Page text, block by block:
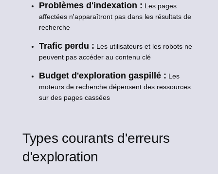
Problèmes d'indexation : Les pages
affectées n'apparaîtront pas dans les résultats de
recherche
Trafic perdu : Les utilisateurs et les robots ne
peuvent pas accéder au contenu clé
Budget d'exploration gaspillé : Les
moteurs de recherche dépensent des ressources
sur des pages cassées
Types courants d'erreurs
d'exploration